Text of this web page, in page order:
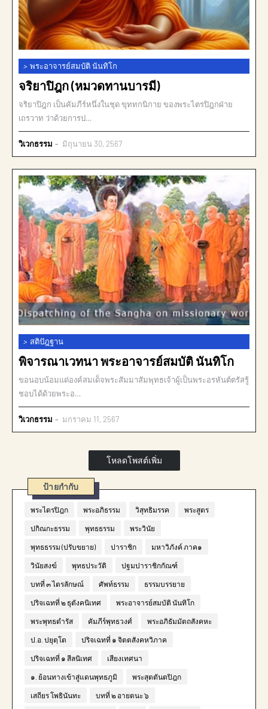
> พระอาจารย์สมบัติ นันทิโก
จริยาปิฎก (หมวดทานบารมี)
จริยาปิฎก เป็นคัมภีร์หนึ่งในชุด ขุททกนิกาย ของพระไตรปิฎกฝ่าย
เถรวาท ว่าด้วยการป…
วิเวกธรรม มิถุนายน 30, 2567
> สติปัฎฐาน
พิจารณาเวทนา พระอาจารย์สมบัติ นันทิโก
ขอนอบน้อมแด่องค์สมเด็จพระสัมมาสัมพุทธเจ้าผู้เป็นพระอรหันต์ตรัสรู้
ชอบได้ด้วยพระอ…
วิเวกธรรม มกราคม 11, 2567
โหลดโพสต์เพิ่ม
ป้ายกำกับ
พระไตรปิฎก พระอภิธรรม วิสุทธิมรรค พระสูตร
ปกิณกะธรรม พุทธธรรม พระวินัย
พุทธธรรม (ปรับขยาย) ปาราชิก มหาวิภังค์ ภาค๑
วินัยสงฆ์ พุทธประวัติ ปฐมปาราชิกกัณฑ์
บทที่ ๓ ไตรลักษณ์ ศัพท์ธรรม ธรรมบรรยาย
ปริจเฉทที่ ๒ ธุตังคนิเทศ พระอาจารย์สมบัติ นันทิโก
พระพุทธดำรัส คัมภีร์พุทธวงศ์ พระอภิธัมมัตถสังคหะ
ป.อ. ปยุตฺโต ปริจเฉทที่ ๑ จิตตสังคหวิภาค
ปริจเฉทที่ ๑ สีลนิเทศ เสียงเทศนา
๑. ย้อนทางเข้าสู่แดนพุทธภูมิ พระสุตตันตปิฎก
เสถียร โพธินันทะ บทที่ ๒ อายตนะ ๖